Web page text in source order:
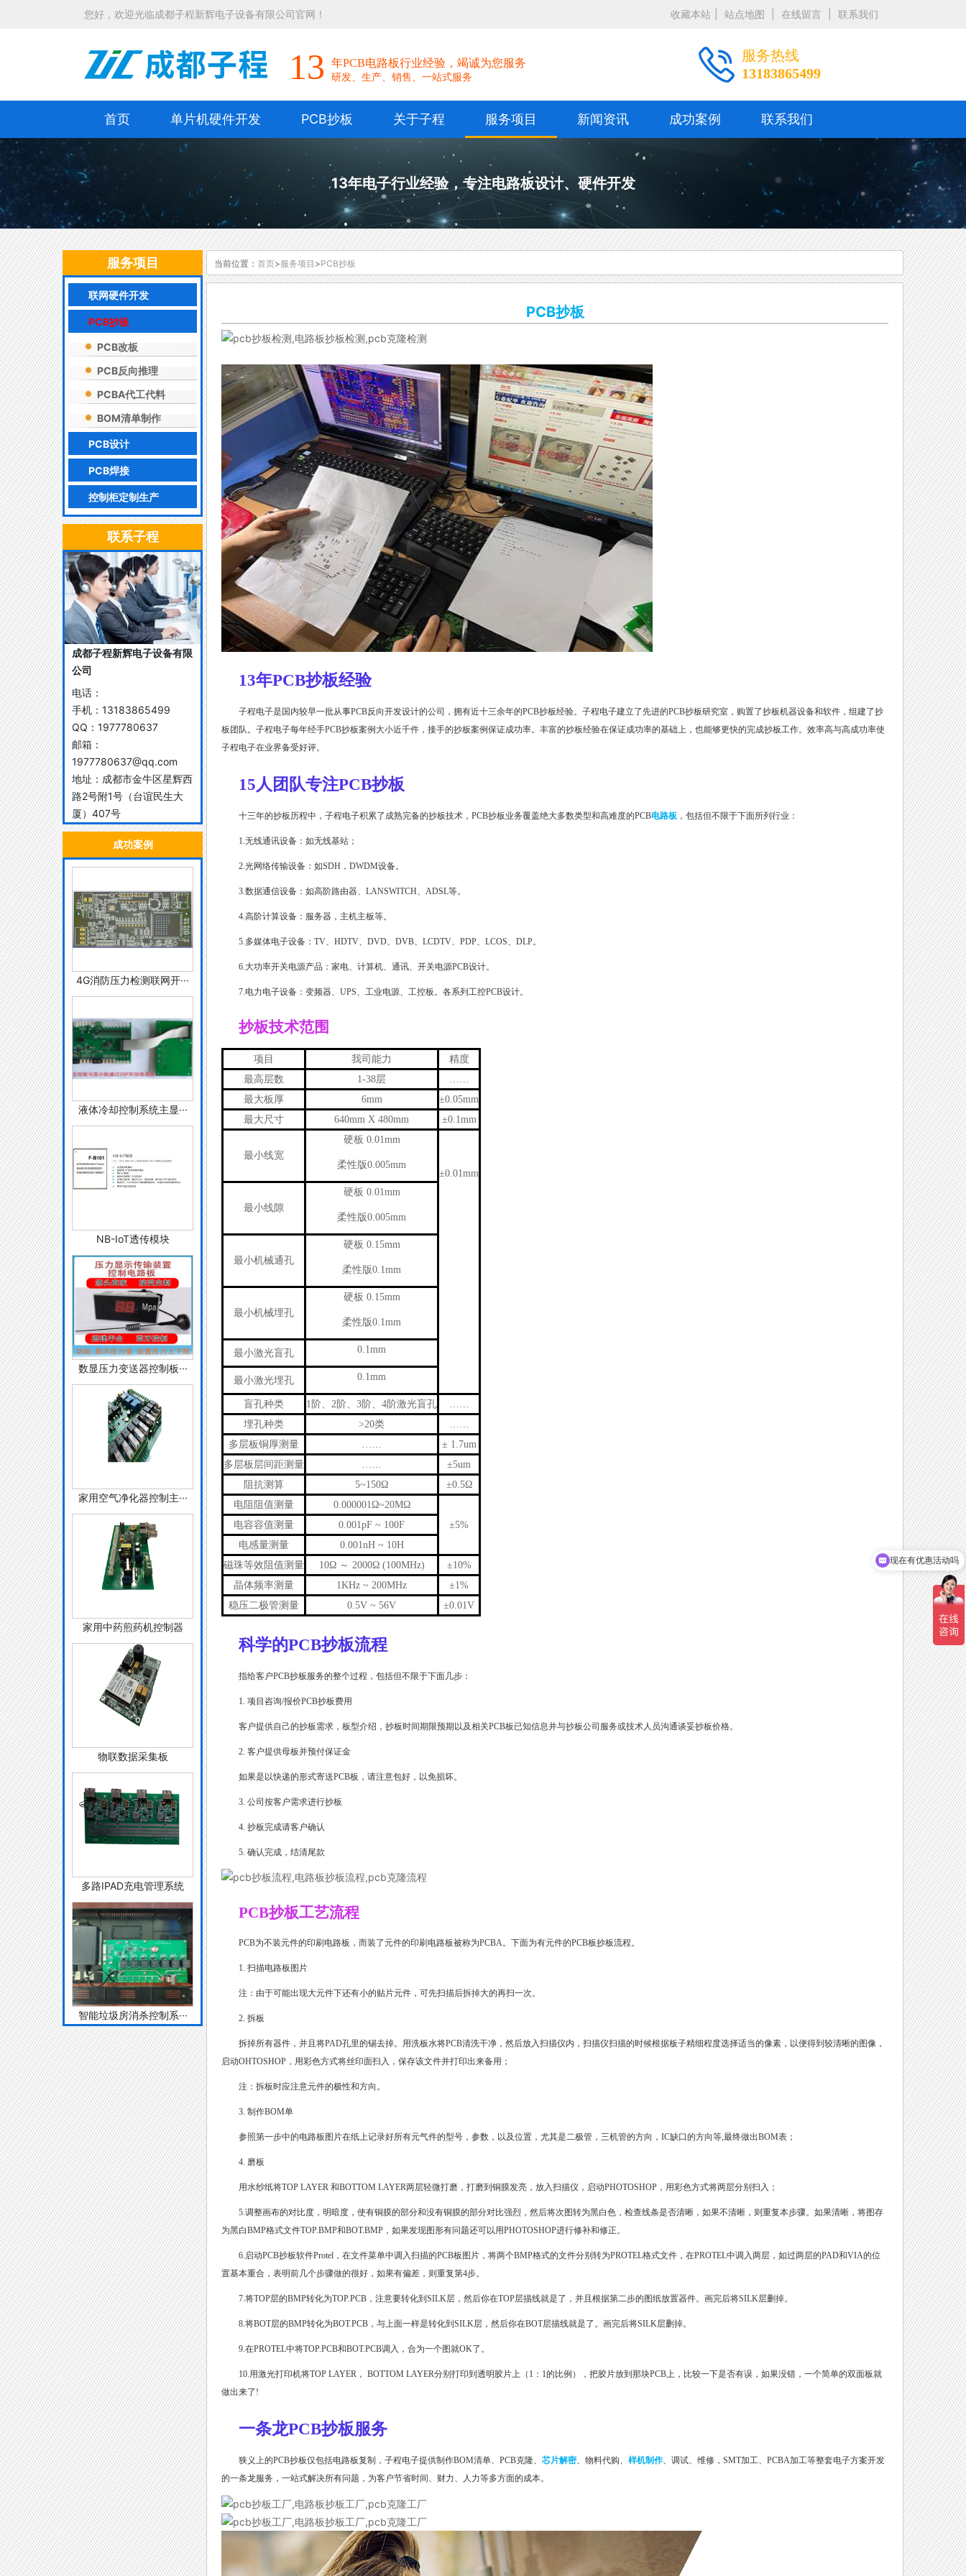
您好，欢迎光临成都子程新辉电子设备有限公司官网！ 收藏本站 站点地图 在线留言 联系我们
13 年PCB电路板行业经验，竭诚为您服务
研发、生产、销售、一站式服务
服务热线
13183865499
首页 单片机硬件开发 PCB抄板 关于子程 服务项目 新闻资讯 成功案例 联系我们
13年电子行业经验，专注电路板设计、硬件开发
服务项目
联网硬件开发
PCB抄板
PCB改板
PCB反向推理
PCBA代工代料
BOM清单制作
PCB设计
PCB焊接
控制柜定制生产
联系子程
成都子程新辉电子设备有限
公司
电话：
手机： 13183865499
QQ： 1977780637
邮箱：
1977780637@qq.com
地址： 成都市金牛区星辉西
路2号附1号（台谊民生大
厦）407号
成功案例
4G消防压力检测联网开···
液体冷却控制系统主显···
NB-IoT透传模块
数显压力变送器控制板···
家用空气净化器控制主···
家用中药煎药机控制器
物联数据采集板
多路IPAD充电管理系统
智能垃圾房消杀控制系···
当前位置： 首页>服务项目 >PCB抄板
PCB抄板
13年PCB抄板经验
子程电子是国内较早一批从事PCB反向开发设计的公司，拥有近十三余年的PCB抄板经验。子程电子建立了先进的PCB抄板研究室，购置了抄板机器设备和软件，组建了抄
板团队。子程电子每年经手PCB抄板案例大小近千件，接手的抄板案例保证成功率。丰富的抄板经验在保证成功率的基础上，也能够更快的完成抄板工作。效率高与高成功率使
子程电子在业界备受好评。
15人团队专注PCB抄板
十三年的抄板历程中，子程电子积累了成熟完备的抄板技术，PCB抄板业务覆盖绝大多数类型和高难度的PCB电路板 ，包括但不限于下面所列行业：
1.无线通讯设备：如无线基站；
2.光网络传输设备：如SDH，DWDM设备。
3.数据通信设备：如高阶路由器、LANSWITCH、ADSL等。
4.高阶计算设备：服务器，主机主板等。
5.多媒体电子设备：TV、HDTV、DVD、DVB、LCDTV、PDP、LCOS、DLP。
6.大功率开关电源产品：家电、计算机、通讯、开关电源PCB设计。
7.电力电子设备：变频器、UPS、工业电源、工控板。各系列工控PCB设计。
抄板技术范围
项目 我司能力
精度
最高层数
1-38层
……
最大板厚
6mm
±0.05mm
最大尺寸
640mm X 480mm ±0.1mm
最小线宽
硬板 0.01mm
柔性版0.005mm
±0.01mm
最小线隙
硬板 0.01mm
柔性版0.005mm
最小机械通孔
硬板 0.15mm
柔性版0.1mm
最小机械埋孔
硬板 0.15mm
柔性版0.1mm
最小激光盲孔 0.1mm
最小激光埋孔 0.1mm
盲孔种类 1阶、2阶、3阶、4阶激光盲孔
……
埋孔种类
>20类
……
多层板铜厚测量
……
± 1.7um
多层板层间距测量
……
±5um
阻抗测算
5~150Ω
±0.5Ω
电阻阻值测量
0.000001Ω~20MΩ
±5%
电容容值测量
0.001pF ~ 100F
电感量测量
0.001nH ~ 10H
磁珠等效阻值测量
10Ω ～ 2000Ω (100MHz)
±10%
晶体频率测量
1KHz ~ 200MHz
±1%
稳压二极管测量
0.5V ~ 56V ±0.01V
科学的PCB抄板流程
指给客户PCB抄板服务的整个过程，包括但不限于下面几步：
1. 项目咨询/报价PCB抄板费用
客户提供自己的抄板需求，板型介绍，抄板时间期限预期以及相关PCB板已知信息并与抄板公司服务或技术人员沟通谈妥抄板价格。
2. 客户提供母板并预付保证金
如果是以快递的形式寄送PCB板，请注意包好，以免损坏。
3. 公司按客户需求进行抄板
4. 抄板完成请客户确认
5. 确认完成，结清尾款
PCB抄板工艺流程
PCB为不装元件的印刷电路板，而装了元件的印刷电路板被称为PCBA。下面为有元件的PCB板抄板流程。
1. 扫描电路板图片
注：由于可能出现大元件下还有小的贴片元件，可先扫描后拆掉大的再扫一次。
2. 拆板
拆掉所有器件，并且将PAD孔里的锡去掉。用洗板水将PCB清洗干净，然后放入扫描仪内，扫描仪扫描的时候根据板子精细程度选择适当的像素，以便得到较清晰的图像，
启动OHTOSHOP，用彩色方式将丝印面扫入，保存该文件并打印出来备用；
注：拆板时应注意元件的极性和方向。
3. 制作BOM单
参照第一步中的电路板图片在纸上记录好所有元气件的型号，参数，以及位置，尤其是二极管，三机管的方向，IC缺口的方向等,最终做出BOM表；
4. 磨板
用水纱纸将TOP LAYER 和BOTTOM LAYER两层轻微打磨，打磨到铜膜发亮，放入扫描仪，启动PHOTOSHOP，用彩色方式将两层分别扫入；
5.调整画布的对比度，明暗度，使有铜膜的部分和没有铜膜的部分对比强烈，然后将次图转为黑白色，检查线条是否清晰，如果不清晰，则重复本步骤。如果清晰，将图存
为黑白BMP格式文件TOP.BMP和BOT.BMP，如果发现图形有问题还可以用PHOTOSHOP进行修补和修正。
6.启动PCB抄板软件Protel，在文件菜单中调入扫描的PCB板图片，将两个BMP格式的文件分别转为PROTEL格式文件，在PROTEL中调入两层，如过两层的PAD和VIA的位
置基本重合，表明前几个步骤做的很好，如果有偏差，则重复第4步。
7.将TOP层的BMP转化为TOP.PCB，注意要转化到SILK层，然后你在TOP层描线就是了，并且根据第二步的图纸放置器件。画完后将SILK层删掉。
8.将BOT层的BMP转化为BOT.PCB，与上面一样是转化到SILK层，然后你在BOT层描线就是了。画完后将SILK层删掉。
9.在PROTEL中将TOP.PCB和BOT.PCB调入，合为一个图就OK了。
10.用激光打印机将TOP LAYER， BOTTOM LAYER分别打印到透明胶片上（1：1的比例），把胶片放到那块PCB上，比较一下是否有误，如果没错，一个简单的双面板就
做出来了!
一条龙PCB抄板服务
狭义上的PCB抄板仅包括电路板复制，子程电子提供制作BOM清单、PCB克隆、 芯片解密、物料代购、 样机制作、调试、维修，SMT加工、PCBA加工等整套电子方案开发
的一条龙服务，一站式解决所有问题，为客户节省时间、财力、人力等多方面的成本。
可以介绍下你们的产品么